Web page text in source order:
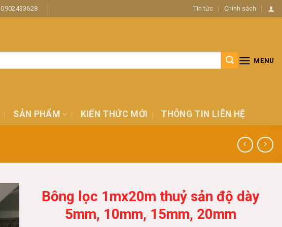
0902433628 Tin tức Chính sách
MENU
SẢN PHẨM KIẾN THỨC MỚI THÔNG TIN LIÊN HỆ
Bông lọc 1mx20m thuỷ sản độ dày
5mm, 10mm, 15mm, 20mm